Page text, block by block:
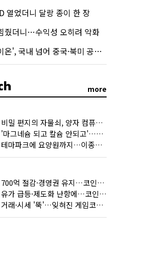
열었더니 달랑 종이 한 장
줬더니…수익성 오히려 악화
국내 넘어 중국·북미 공략 나선다
more
비밀 편지의 자물쇠, 양자 컴퓨터가 연다
'마그네슘 되고 칼슘 안되고'…다음 'AI 요약' 갈 길은
테마파크에 요양원까지…이종사업 눈독 들이는 게임사
700억 절감·경영권 유지…코인원의 '영리한 딜'
유가 급등·제도화 난항에…코인 또 '멈칫'
거래·시세 '뚝'…잊혀진 게임코인들